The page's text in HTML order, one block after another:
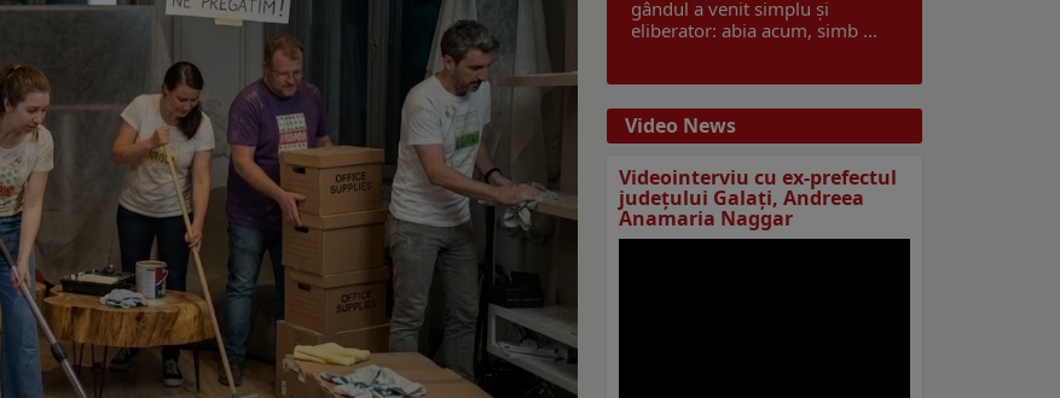
gândul a venit simplu și
eliberator: abia acum, simb ...
Video News
Videointerviu cu ex-prefectul
judeţului Galaţi, Andreea
Anamaria Naggar